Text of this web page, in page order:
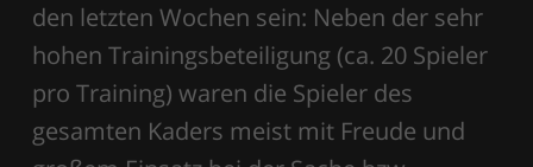
den letzten Wochen sein: Neben der sehr
hohen Trainingsbeteiligung (ca. 20 Spieler
pro Training) waren die Spieler des
gesamten Kaders meist mit Freude und